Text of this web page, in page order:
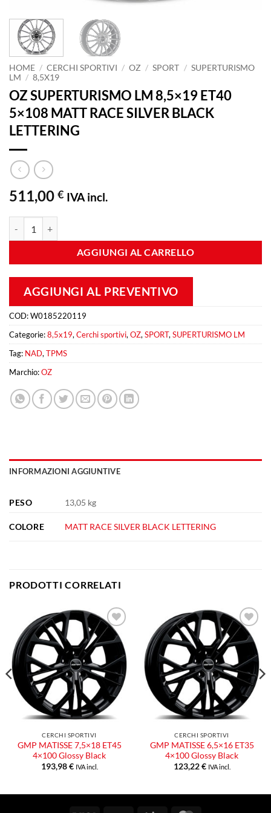
HOME / CERCHI SPORTIVI / OZ / SPORT / SUPERTURISMO
LM / 8,5X19
OZ SUPERTURISMO LM 8,5×19 ET40
5×108 MATT RACE SILVER BLACK
LETTERING
511,00 € IVA incl.
AGGIUNGI AL CARRELLO
AGGIUNGI AL PREVENTIVO
COD:W0185220119
Categorie:8,5x19,Cerchi sportivi,OZ,SPORT,SUPERTURISMO LM
Tag: NAD,TPMS
Marchio:OZ
INFORMAZIONI AGGIUNTIVE
PESO 13,05 kg
COLORE MATT RACE SILVER BLACK LETTERING
PRODOTTI CORRELATI
Aggiungi
alla lista
dei
desideri
CERCHI SPORTIVI
GMP MATISSE 7,5×18 ET45
4×100 Glossy Black
193,98€ IVA incl.
Aggiungi
alla lista
dei
desideri
CERCHI SPORTIVI
GMP MATISSE 6,5×16 ET35
4×100 Glossy Black
123,22€ IVA incl.